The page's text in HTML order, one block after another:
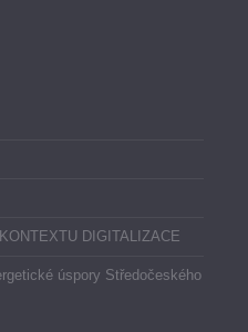
DIGITALIZACE
úspory Středočeského